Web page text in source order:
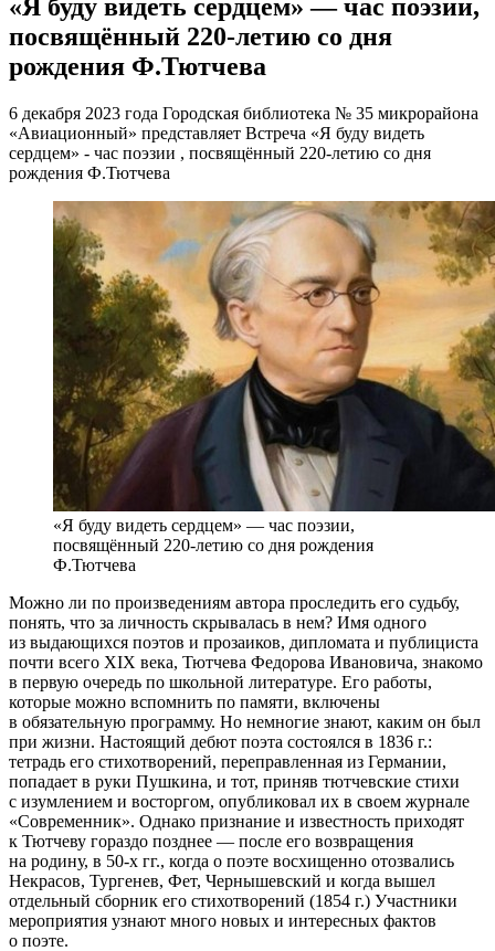
«Я буду видеть сердцем» — час поэзии,
посвящённый 220-летию со дня
рождения Ф.Тютчева
6 декабря 2023 года Городская библиотека № 35 микрорайона
«Авиационный» представляет Встреча «Я буду видеть
сердцем» - час поэзии , посвящённый 220-летию со дня
рождения Ф.Тютчева
«Я буду видеть сердцем» — час поэзии,
посвящённый 220-летию со дня рождения
Ф.Тютчева
Можно ли по произведениям автора проследить его судьбу,
понять, что за личность скрывалась в нем? Имя одного
из выдающихся поэтов и прозаиков, дипломата и публициста
почти всего XIX века, Тютчева Федорова Ивановича, знакомо
в первую очередь по школьной литературе. Его работы,
которые можно вспомнить по памяти, включены
в обязательную программу. Но немногие знают, каким он был
при жизни. Настоящий дебют поэта состоялся в 1836 г.:
тетрадь его стихотворений, переправленная из Германии,
попадает в руки Пушкина, и тот, приняв тютчевские стихи
с изумлением и восторгом, опубликовал их в своем журнале
«Современник». Однако признание и известность приходят
к Тютчеву гораздо позднее — после его возвращения
на родину, в 50-х гг., когда о поэте восхищенно отозвались
Некрасов, Тургенев, Фет, Чернышевский и когда вышел
отдельный сборник его стихотворений (1854 г.) Участники
мероприятия узнают много новых и интересных фактов
о поэте.